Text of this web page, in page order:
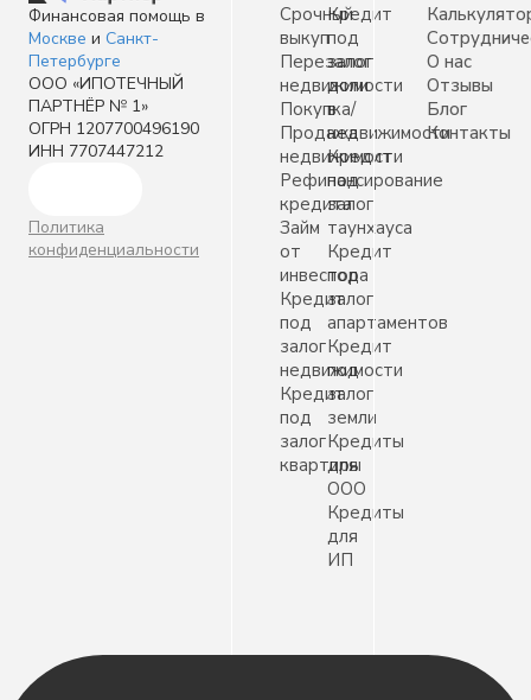
Финансовая помощь в
Москве и Санкт-
Петербурге
ООО «ИПОТЕЧНЫЙ
ПАРТНЁР № 1»
ОГРН 1207700496190
ИНН 7707447212
Политика
конфиденциальности
Срочный
выкуп
Перезалог
недвижимости
Покупка/
Продажа
недвижимости
Рефинансирование
кредита
Займ
от
инвестора
Кредит
под
залог
недвижимости
Кредит
под
залог
квартиры
Кредит
под
залог
доли
в
недвижимости
Кредит
под
залог
таунхауса
Кредит
под
залог
апартаментов
Кредит
под
залог
земли
Кредиты
для
ООО
Кредиты
для
ИП
О нас
Отзывы
Блог
Контакты